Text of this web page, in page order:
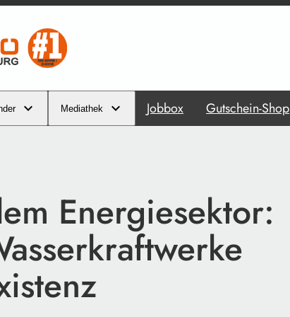
Mediathek Jobbox Gutschein-Shop
Energiesektor: